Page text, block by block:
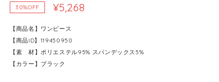
30%OFF
¥5,268
【商品名】ワンピース
【商品ID】119450950
【素 材】ポリエステル95% スパンデックス5%
【カラー】ブラック